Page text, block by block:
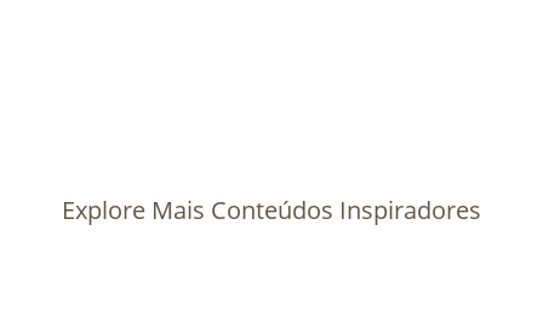
Explore Mais Conteúdos Inspiradores